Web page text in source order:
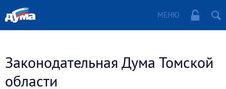
МЕНЮ
Законодательная Дума Томской
области